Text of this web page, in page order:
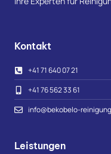
Kontakt
+41 71 640 07 21
+41 76 562 33 61
info@bekobelo-
Leistungen